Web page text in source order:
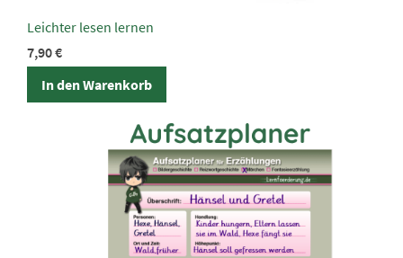
Leichter lesen lernen
7,90€
In den Warenkorb